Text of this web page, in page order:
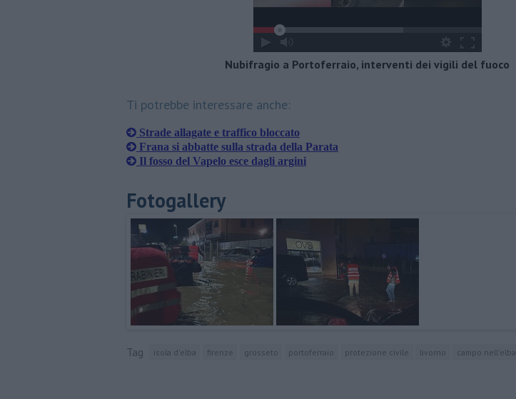
Nubifragio a Portoferraio, interventi dei vigili del fuoco
Ti potrebbe interessare anche:
Strade allagate e traffico bloccato
Frana si abbatte sulla strada della Parata
Il fosso del Vapelo esce dagli argini
Fotogallery
Tag isola d'elba firenze grosseto portoferraio protezione civile livorno campo nell'elba